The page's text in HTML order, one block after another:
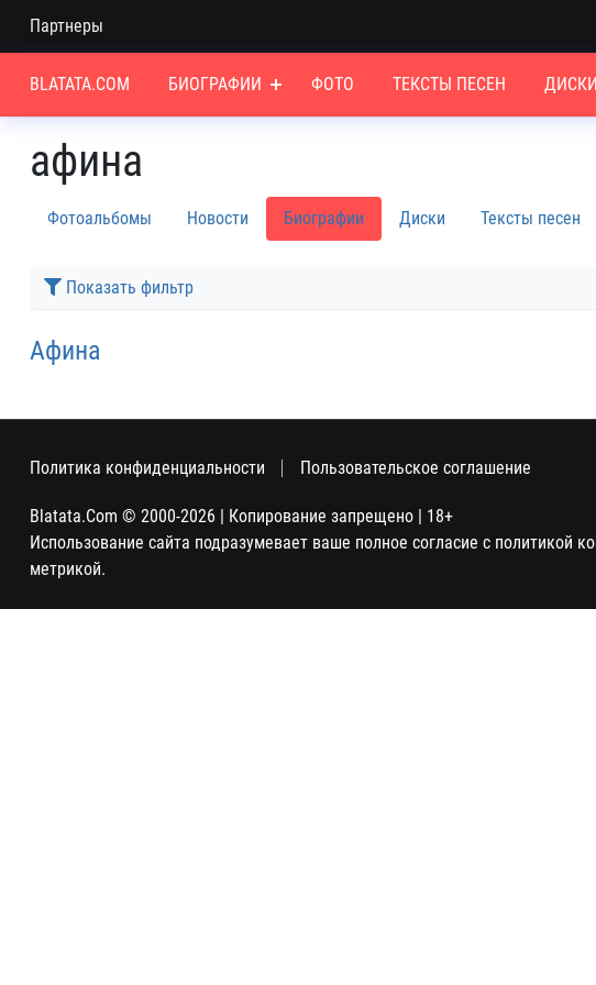
Партнеры
BLATATA.COM БИОГРАФИИ ФОТО ТЕКСТЫ ПЕСЕН ДИСКИ
афина
Фотоальбомы Новости Биографии Диски Тексты песен
Показать фильтр
Афина
Политика конфиденциальности Пользовательское соглашение
Blatata.Com © 2000-2026 | Копирование запрещено | 18+
Использование сайта подразумевает ваше полное согласие с политикой
метрикой.